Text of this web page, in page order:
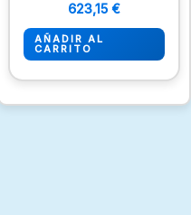
623,15 €
AÑADIR AL
CARRITO